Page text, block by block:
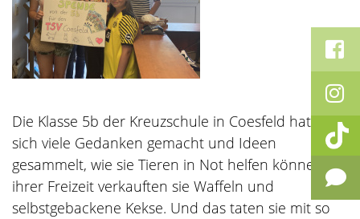
Die Klasse 5b der Kreuzschule in Coesfeld hatte
sich viele Gedanken gemacht und Ideen
gesammelt, wie sie Tieren in Not helfen können. In
ihrer Freizeit verkauften sie Waffeln und
selbstgebackene Kekse. Und das taten sie mit so